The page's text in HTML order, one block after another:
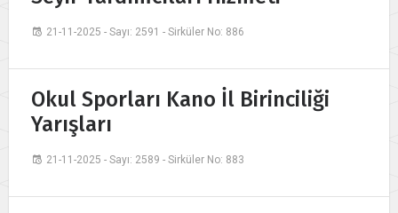
21-11-2025 - Sayı: 2591 - Sirküler No: 886
Okul Sporları Kano İl Birinciliği
Yarışları
21-11-2025 - Sayı: 2589 - Sirküler No: 883